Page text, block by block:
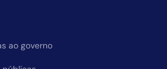
ao governo